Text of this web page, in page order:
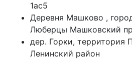
1ас5
Деревня Машково ,
Люберцы Машковский
дер. Горки, территория
Ленинский район